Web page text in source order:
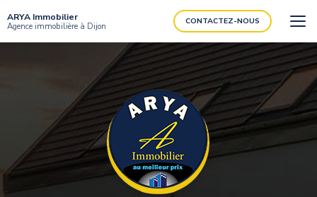
au
contenu
principal
ARYA Immobilier
Agence immobilière à Dijon CONTACTEZ-NOUS